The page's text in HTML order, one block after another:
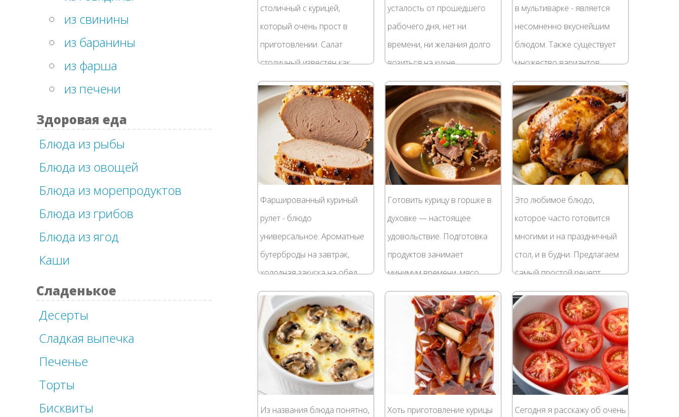
из свинины
из баранины
из фарша
из печени
Здоровая еда
Блюда из рыбы
Блюда из овощей
Блюда из морепродуктов
Блюда из грибов
Блюда из ягод
Каши
Сладенькое
Десерты
Сладкая выпечка
Печенье
Торты
Бисквиты
столичный с курицей,
который очень прост в
приготовлении. Салат
столичный известен как
вариация салата «оливье»,
где вместо колбасы
добавляют нарезанное
небольшими...
усталость от прошедшего
рабочего дня, нет ни
времени, ни желания долго
возиться на кухне,
занимаясь приготовлением
ужина. Сегодня мы
предлагаем вам
универсальный рецепт, где...
в мультиварке - является
несомненно вкуснейшим
блюдом. Также существует
множество вариантов
приготовления такой
вкуснятины. Но используя
мультиварку, можно
изрядно...
Фаршированный куриный
рулет - блюдо
универсальное. Ароматные
бутерброды на завтрак,
холодная закуска на обед,
пикантное горячее на ужин,
да и на праздничном столе
ему найдется достойное
место....
Готовить курицу в горшке в
духовке — настоящее
удовольствие. Подготовка
продуктов занимает
минимум времени, мясо
тушится в своем соку, без
добавления жира. В
результате вы получаете не
простое...
Это любимое блюдо,
которое часто готовится
многими и на праздничный
стол, и в будни. Предлагаем
самый простой рецепт
приготовления курицы с
картошкой в духовке,
который не займёт у вас
много...
Из названия блюда понятно,
Хоть приготовление курицы
Сегодня я расскажу об очень